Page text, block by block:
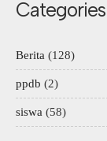
Categories
Berita (128)
ppdb (2)
siswa (58)